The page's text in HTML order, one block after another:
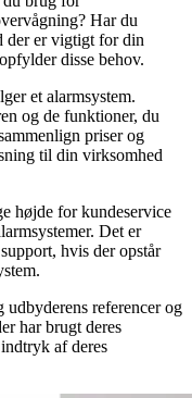
Har du
der er vigtigt for din
disse behov.
et alarmsystem.
og de funktioner, du
priser og
til din virksomhed
højde for kundeservice
Det er
hvis der opstår
udbyderens referencer og
har brugt deres
af deres